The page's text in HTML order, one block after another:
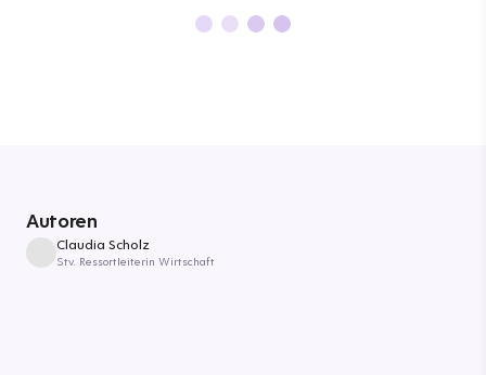
Autoren
Claudia Scholz
Stv. Ressortleiterin Wirtschaft